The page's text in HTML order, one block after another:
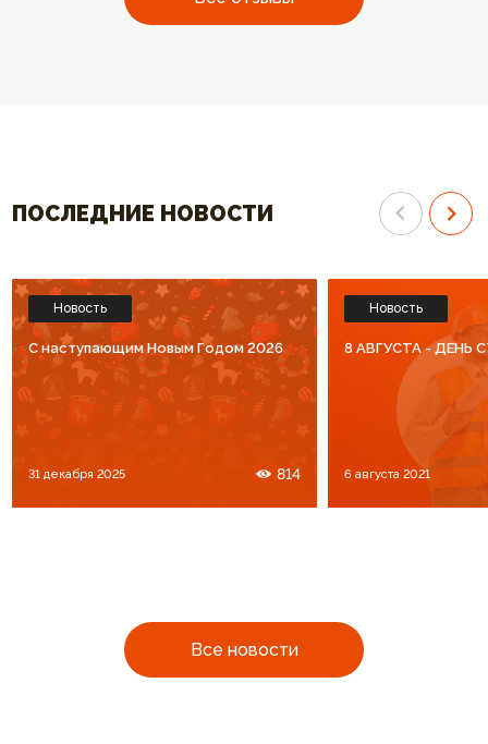
выбрали ваш котел. Огромное
отопления высокого
ПОСЛЕДНИЕ НОВОСТИ
Все новости
Новость
C наступающим Новым Годом 2026
31 декабря 2025 814
Новость
8 АВГУСТА - ДЕНЬ
6 августа 2021